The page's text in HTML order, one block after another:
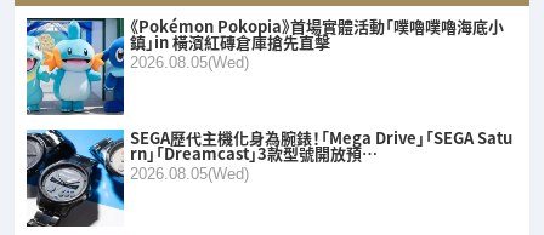
《Pokémon Pokopia》首場實體活動「噗嚕噗嚕海底小
鎮」in 橫濱紅磚倉庫搶先直擊
2026.08.05(Wed)
SEGA歷代主機化身為腕錶！「Mega Drive」「SEGA Satu
rn」「Dreamcast」3款型號開放預…
2026.08.05(Wed)